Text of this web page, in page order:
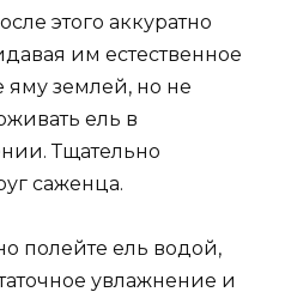
этого аккуратно
им естественное
яму землей, но не
ель в
Тщательно
саженца.
полейте ель водой,
увлажнение и